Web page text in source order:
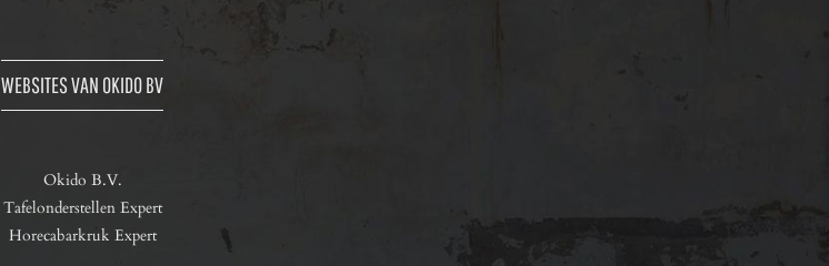
WEBSITES VAN OKIDO BV
Okido B.V.
Tafelonderstellen Expert
Horecabarkruk Expert